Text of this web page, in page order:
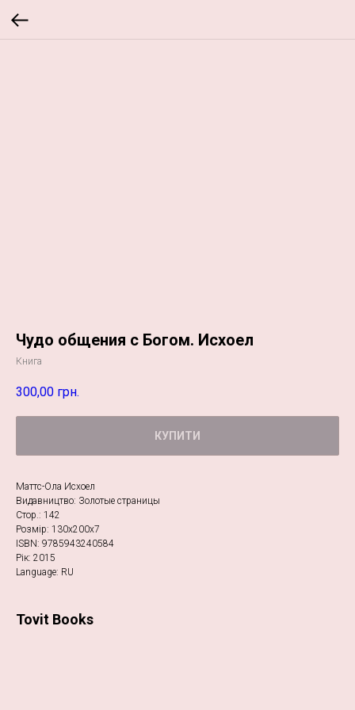
Чудо общения с Богом. Исхоел
Книга
300,00 грн.
КУПИТИ
Маттс-Ола Исхоел
Видавництво: Золотые страницы
Стор.: 142
Розмір: 130х200х7
ISBN: 9785943240584
Рік: 2015
Language: RU
Tovit Books